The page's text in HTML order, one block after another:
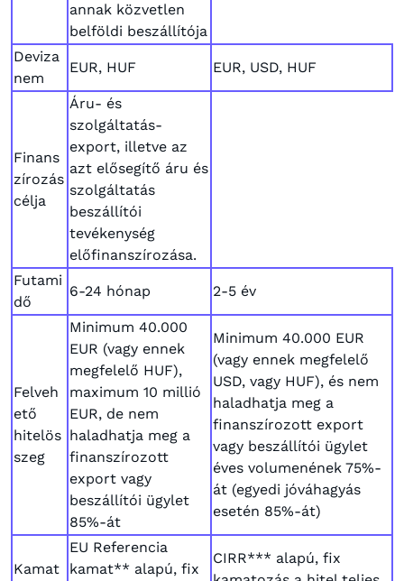
annak közvetlen
belföldi beszállítója
Deviza
nem
EUR, HUF EUR, USD, HUF
Finans
zírozás
célja
Áru- és
szolgáltatás-
export, illetve az
azt elősegítő áru és
szolgáltatás
beszállítói
tevékenység
előfinanszírozása.
Futami
dő
6-24 hónap 2-5 év
Felveh
ető
hitelös
szeg
Minimum 40.000
EUR (vagy ennek
megfelelő HUF),
maximum 10 millió
EUR, de nem
haladhatja meg a
finanszírozott
export vagy
beszállítói ügylet
85%-át
Minimum 40.000 EUR
(vagy ennek megfelelő
USD, vagy HUF), és nem
haladhatja meg a
finanszírozott export
vagy beszállítói ügylet
éves volumenének 75%-
át (egyedi jóváhagyás
esetén 85%-át)
Kamat
EU Referencia
kamat** alapú, fix
CIRR*** alapú, fix